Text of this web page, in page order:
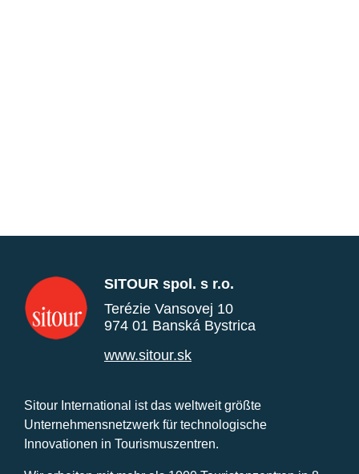
SITOUR spol. s r.o.
Terézie Vansovej 10
974 01 Banská Bystrica
www.sitour.sk
Sitour International ist das weltweit größte
Unternehmensnetzwerk für technologische
Innovationen in Tourismuszentren.